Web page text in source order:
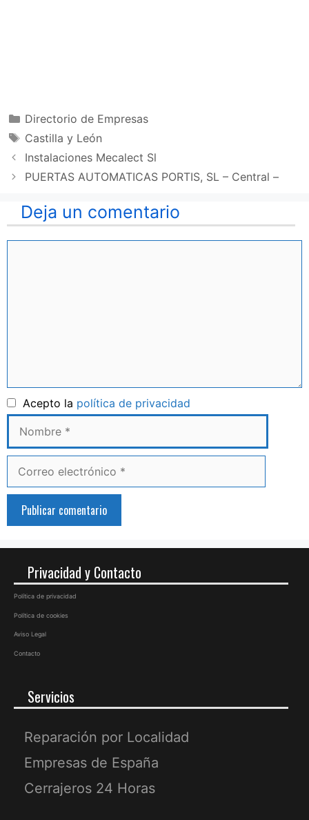
Categorías
Directorio de Empresas
Etiquetas
Castilla y León
Instalaciones Mecalect Sl
PUERTAS AUTOMATICAS PORTIS, SL – Central –
Deja un comentario
Acepto la política de privacidad
Privacidad y Contacto
Política de privacidad
Política de cookies
Aviso Legal
Contacto
Servicios
Reparación por Localidad
Empresas de España
Cerrajeros 24 Horas